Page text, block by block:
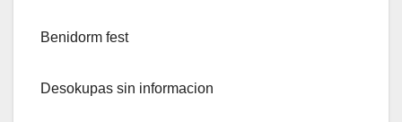
Benidorm fest
Desokupas sin informacion